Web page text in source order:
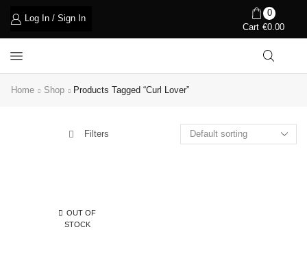
Log In / Sign In
0
Cart €0.00
Home Shop Products Tagged “curl Lover”
Filters
OUT OF
STOCK